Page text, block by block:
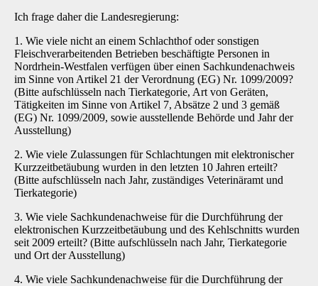
Ich frage daher die Landesregierung:
1. Wie viele nicht an einem Schlachthof oder sonstigen
Fleischverarbeitenden Betrieben beschäftigte Personen in
Nordrhein-Westfalen verfügen über einen Sachkundenachweis
im Sinne von Artikel 21 der Verordnung (EG) Nr. 1099/2009?
(Bitte aufschlüsseln nach Tierkategorie, Art von Geräten,
Tätigkeiten im Sinne von Artikel 7, Absätze 2 und 3 gemäß
(EG) Nr. 1099/2009, sowie ausstellende Behörde und Jahr der
Ausstellung)
2. Wie viele Zulassungen für Schlachtungen mit elektronischer
Kurzzeitbetäubung wurden in den letzten 10 Jahren erteilt?
(Bitte aufschlüsseln nach Jahr, zuständiges Veterinäramt und
Tierkategorie)
3. Wie viele Sachkundenachweise für die Durchführung der
elektronischen Kurzzeitbetäubung und des Kehlschnitts wurden
seit 2009 erteilt? (Bitte aufschlüsseln nach Jahr, Tierkategorie
und Ort der Ausstellung)
4. Wie viele Sachkundenachweise für die Durchführung der